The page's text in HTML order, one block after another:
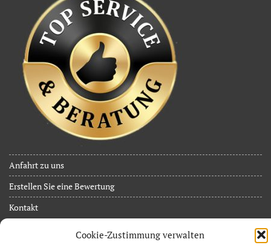
Cookie-Zustimmung verwalten
Anfahrt zu uns
Erstellen Sie eine Bewertung
Kontakt
Inh. Jan Limpächer